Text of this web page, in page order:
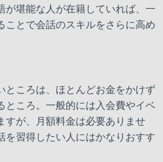
が堪能な人が在籍していれば、一
ことで会話のスキルをさらに高め
ところは、ほとんどお金をかけず
ところ。一般的には入会費やイベ
すが、月額料金は必要ありませ
を習得したい人にはかなりおすす